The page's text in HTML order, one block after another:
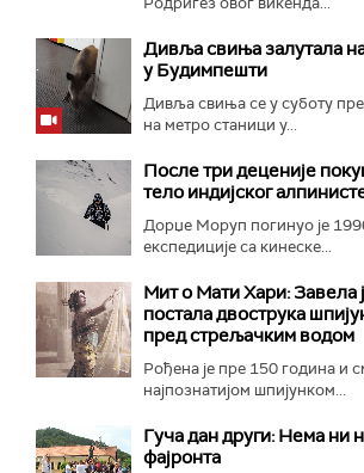
Дивља свиња залутала
у Будимпешти
Дивља свиња се у суботу
на метро станици у...
После три деценије
тело индијског
Дорџе Моруп погинуо је
експедиције са кинеске...
Мит о Мати Хари: Завела
постала двострука
пред стрељачким водом
Рођена је пре 150 година и
најпознатијом шпијунком...
Гуча дан други: Нема ни
фајронта